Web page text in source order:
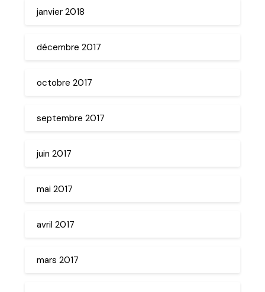
janvier 2018
décembre 2017
octobre 2017
septembre 2017
juin 2017
mai 2017
avril 2017
mars 2017